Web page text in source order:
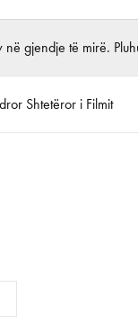
në gjendje të mirë.
Shtetëror i Filmit